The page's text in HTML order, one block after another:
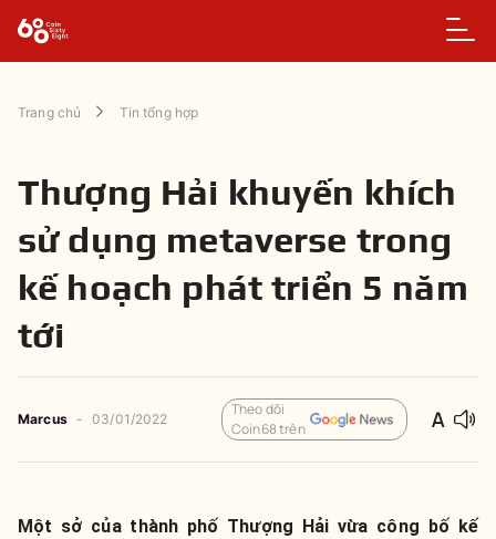
Trang chủ Tin tổng hợp
Thượng Hải khuyến khích
sử dụng metaverse trong
kế hoạch phát triển 5 năm
tới
Marcus - 03/01/2022
Theo dõi
Coin68 trên
Một sở của thành phố Thượng Hải vừa công bố kế